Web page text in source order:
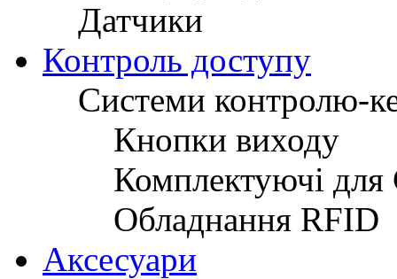
Датчики
Контроль доступу
Системи контролю-
Кнопки виходу
Комплектуючі
Обладнання RFID
Аксесуари